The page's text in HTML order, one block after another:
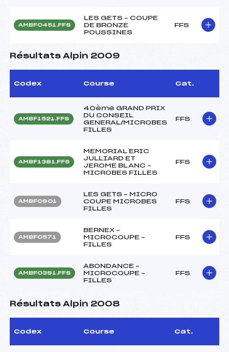
AMBF0451.FFS
LES GETS – COUPE
DE BRONZE
POUSSINES
FFS
Résultats Alpin 2009
Codex Course Cat.
AMBF1521.FFS
40ème GRAND PRIX
DU CONSEIL
GENERAL/MICROBES
FILLES
FFS
AMBF1381.FFS
MEMORIAL ERIC
JULLIARD ET
JEROME BLANC –
MICROBES FILLES
FFS
AMBF0901
LES GETS – MICRO
COUPE MICROBES
FILLES
FFS
AMBF0571
BERNEX –
MICROCOUPE –
FILLES
FFS
AMBF0391.FFS
ABONDANCE –
MICROCOUPE –
FILLES
FFS
Résultats Alpin 2008
Codex Course Cat.